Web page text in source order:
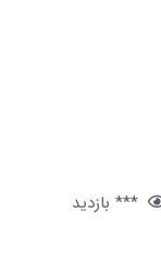
*** بازدید